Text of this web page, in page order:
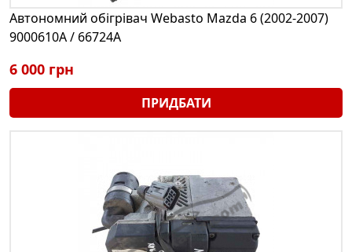
Автономний обігрівач Webasto Mazda 6 (2002-2007)
9000610A / 66724A
6 000 грн
ПРИДБАТИ